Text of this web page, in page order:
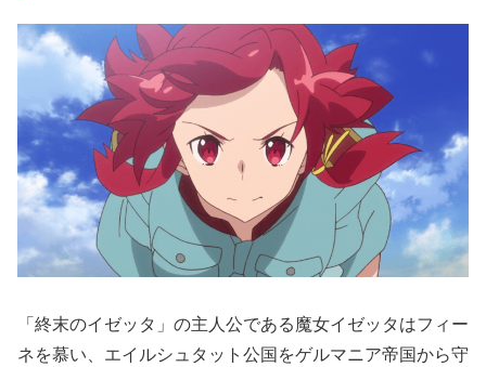
「終末のイゼッタ」の主人公である魔女イゼッタはフィー
ネを慕い、エイルシュタット公国をゲルマニア帝国から守